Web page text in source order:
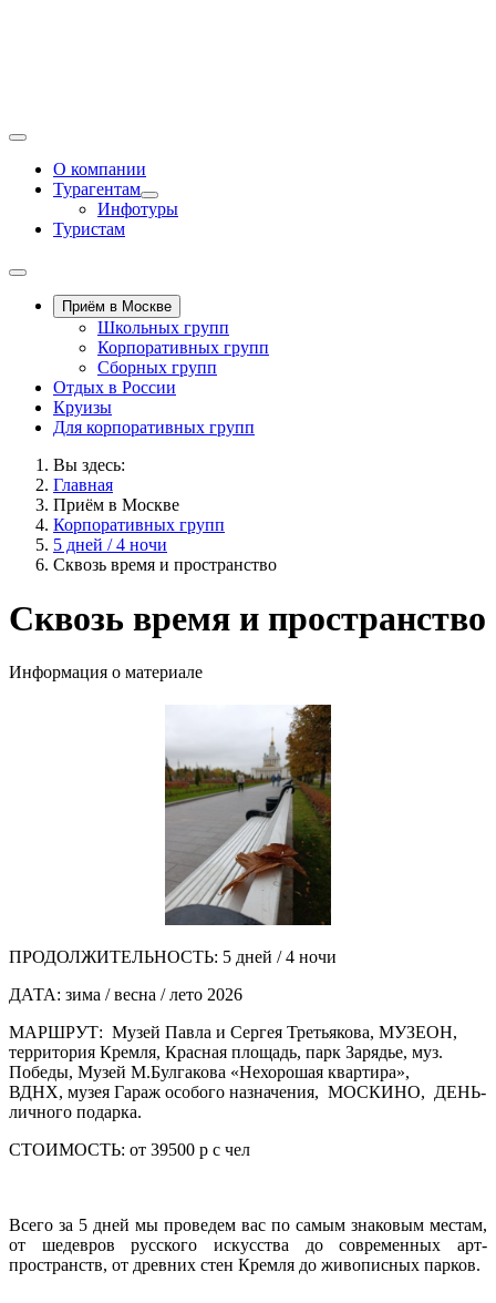
О компании
Турагентам
Инфотуры
Туристам
Приём в Москве
Школьных групп
Корпоративных групп
Сборных групп
Отдых в России
Круизы
Для корпоративных групп
Вы здесь:
Главная
Приём в Москве
Корпоративных групп
5 дней / 4 ночи
Сквозь время и пространство
Сквозь время и пространство
Информация о материале
ПРОДОЛЖИТЕЛЬНОСТЬ: 5 дней / 4 ночи
ДАТА: зима / весна / лето 2026
МАРШРУТ: Музей Павла и Сергея Третьякова, МУЗЕОН,
территория Кремля, Красная площадь, парк Зарядье, муз.
Победы, Музей М.Булгакова «Нехорошая квартира»,
ВДНХ, музея Гараж особого назначения, МОСКИНО, ДЕНЬ-
личного подарка.
СТОИМОСТЬ: от 39500 р с чел
Всего за 5 дней мы проведем вас по самым знаковым местам,
от шедевров русского искусства до современных арт-
пространств, от древних стен Кремля до живописных парков.